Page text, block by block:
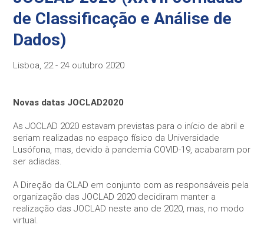
de Classificação e Análise de
Dados)
Lisboa, 22 - 24 outubro 2020
Novas datas JOCLAD2020
As JOCLAD 2020 estavam previstas para o início de abril e
seriam realizadas no espaço físico da Universidade
Lusófona, mas, devido à pandemia COVID-19, acabaram por
ser adiadas.
A Direção da CLAD em conjunto com as responsáveis pela
organização das JOCLAD 2020 decidiram manter a
realização das JOCLAD neste ano de 2020, mas, no modo
virtual.
Necessary
Esses cookies
opcionais. Eles
funcionamento
Statistics
us to
improve the
website's
functionality
and